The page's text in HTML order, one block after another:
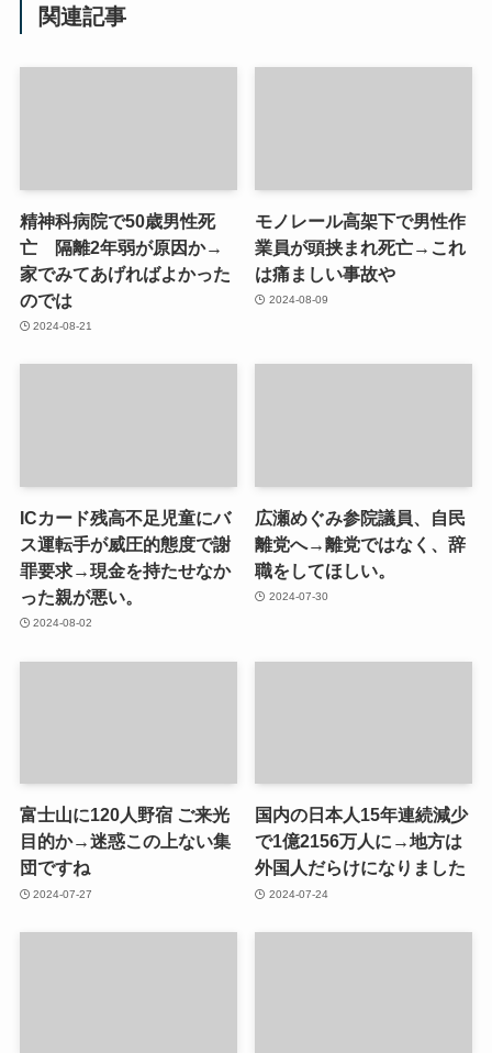
関連記事
精神科病院で50歳男性死
亡 隔離2年弱が原因か→
家でみてあげればよかった
のでは
2024-08-21
モノレール高架下で男性作
業員が頭挟まれ死亡→これ
は痛ましい事故や
2024-08-09
ICカード残高不足児童にバ
ス運転手が威圧的態度で謝
罪要求→現金を持たせなか
った親が悪い。
2024-08-02
広瀬めぐみ参院議員、自民
離党へ→離党ではなく、辞
職をしてほしい。
2024-07-30
富士山に120人野宿 ご来光
目的か→迷惑この上ない集
団ですね
2024-07-27
国内の日本人15年連続減少
で1億2156万人に→地方は
外国人だらけになりました
2024-07-24